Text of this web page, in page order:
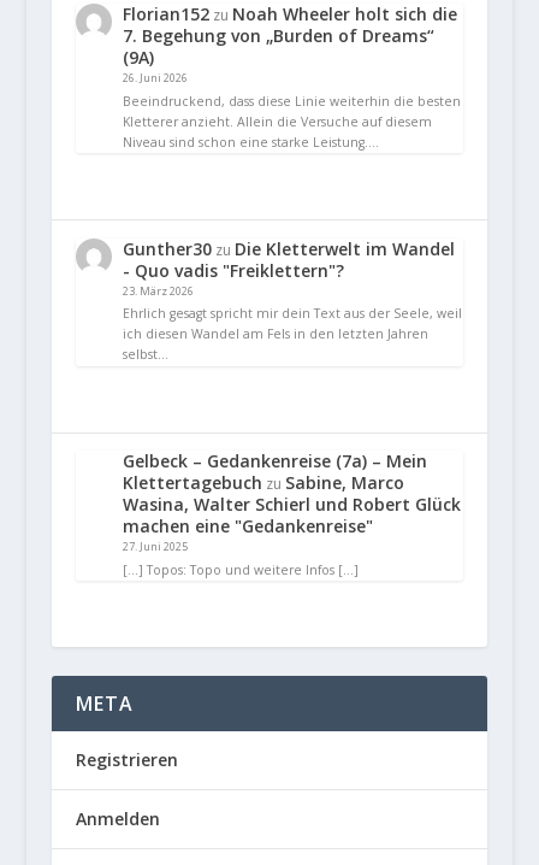
Florian152zu Noah Wheeler holt sich die
7. Begehung von „Burden of Dreams“
(9A)
26. Juni 2026
Beeindruckend, dass diese Linie weiterhin die besten
Kletterer anzieht. Allein die Versuche auf diesem
Niveau sind schon eine starke Leistung.…
Gunther30zu Die Kletterwelt im Wandel
- Quo vadis "Freiklettern"?
23. März 2026
Ehrlich gesagt spricht mir dein Text aus der Seele, weil
ich diesen Wandel am Fels in den letzten Jahren
selbst…
Gelbeck – Gedankenreise (7a) – Mein
Klettertagebuch zu Sabine, Marco
Wasina, Walter Schierl und Robert Glück
machen eine "Gedankenreise"
27. Juni 2025
[…] Topos: Topo und weitere Infos […]
META
Registrieren
Anmelden